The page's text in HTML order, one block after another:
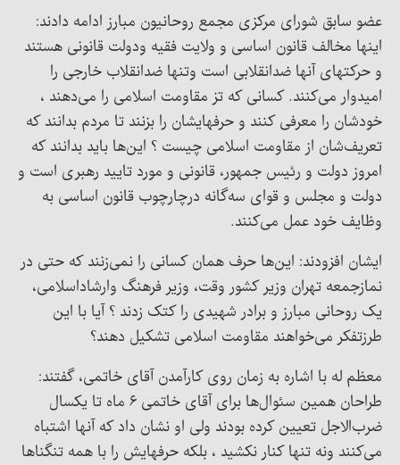
عضو سابق شورای مرکزی مجمع روحانیون مبارز ادامه دادند:
اینها مخالف قانون اساسی و ولایت فقیه ودولت قانونی هستند
و حرکتهای آنها ضدانقلابی است وتنها ضدانقلاب خارجی را
امیدوار می‌کنند. کسانی که تز مقاومت اسلامی را می‌دهند ،
خودشان را معرفی کنند و حرفهایشان را بزنند تا مردم بدانند که
تعریف‌شان از مقاومت اسلامی چیست ؟ این‌ها باید بدانند که
امروز دولت و رئیس جمهور، قانونی و مورد تایید رهبری است و
دولت و مجلس و قوای سه‌گانه درچارچوب قانون اساسی به
وظایف خود عمل می‌کنند.
ایشان افزودند: این‌ها حرف همان کسانی را نمی‌زنند که حتی در
نمازجمعه تهران وزیر کشور وقت، وزیر فرهنگ وارشاداسلامی،
یک روحانی مبارز و برادر شهیدی را کتک زدند ؟ آیا با این
طرزتفکر می‌خواهند مقاومت اسلامی تشکیل دهند؟
معظم له با اشاره به زمان روی کارآمدن آقای خاتمی، گفتند:
طراحان همین سئوال‌ها برای آقای خاتمی ۶ ماه تا یکسال
ضرب‌الاجل تعیین کرده بودند ولی او نشان داد که آنها اشتباه
می‌کنند ونه تنها کنار نکشید ، بلکه حرفهایش را با همه تنگناها